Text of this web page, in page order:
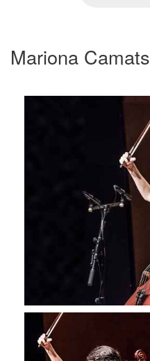
Mariona Camats